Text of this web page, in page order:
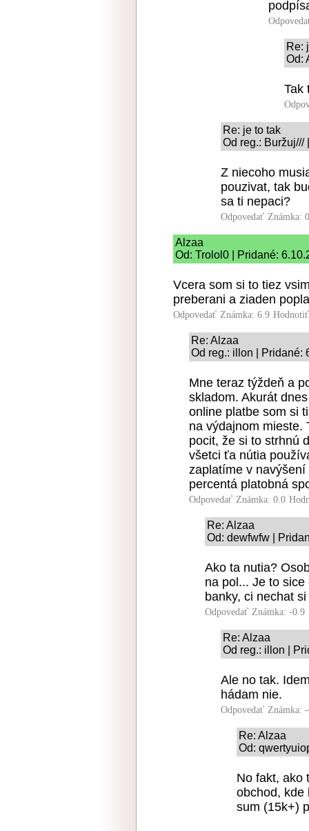
Re:
Od:
Tak
Re: je to tak
Od reg.: Buržuj///
Z niecoho
pouzivat, tak
sa ti nepaci?
Odpovedať Známka:
Alzaa
Od: Trolol0 | Pridané:
Vcera som si to tiez
preberani a ziaden
Odpovedať Známka: 6.9
Re: Alzaa
Od reg.: illon | Pridané:
Mne teraz týždeň a
skladom. Akurát
online platbe som si
na výdajnom mieste.
pocit, že si to strhnú
všetci ťa nútia
zaplatíme v
percentá platobná
Odpovedať Známka: 0.0
Re: Alzaa
Od: dewfwfw |
Ako ta nutia?
na pol... Je to
banky, ci nechat
Odpovedať Známka: -0.9
Re: Alzaa
Od reg.: illon |
Ale no tak.
hádam nie.
Odpovedať Známka:
Re: Alzaa
Od:
No fakt, ako
obchod, kde
sum (15k+)